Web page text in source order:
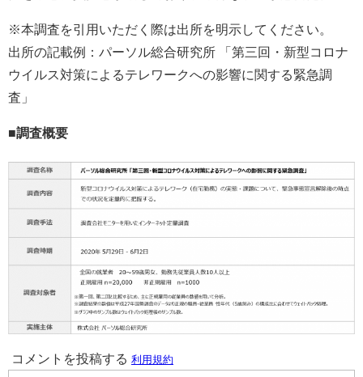
※本調査を引用いただく際は出所を明示してください。
出所の記載例：パーソル総合研究所 「第三回・新型コロナ
ウイルス対策によるテレワークへの影響に関する緊急調
査」
■調査概要